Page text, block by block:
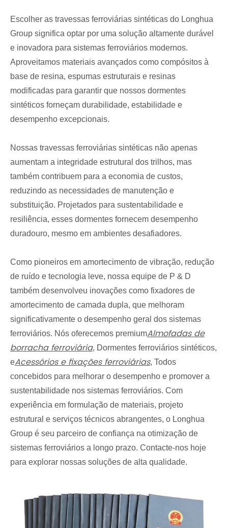
Escolher as travessas ferroviárias sintéticas do Longhua
Group significa optar por uma solução altamente durável
e inovadora para sistemas ferroviários modernos.
Aproveitamos materiais avançados como compósitos à
base de resina, espumas estruturais e resinas
modificadas para garantir que nossos dormentes
sintéticos forneçam durabilidade, estabilidade e
desempenho excepcionais.
Nossas travessas ferroviárias sintéticas não apenas
aumentam a integridade estrutural dos trilhos, mas
também contribuem para a economia de custos,
reduzindo as necessidades de manutenção e
substituição. Projetados para sustentabilidade e
resiliência, esses dormentes fornecem desempenho
duradouro, mesmo em ambientes desafiadores.
Como pioneiros em amortecimento de vibração, redução
de ruído e tecnologia leve, nossa equipe de P & D
também desenvolveu inovações como fixadores de
amortecimento de camada dupla, que melhoram
significativamente o desempenho geral dos sistemas
ferroviários. Nós oferecemos premiumAlmofadas de
borracha ferroviária, Dormentes ferroviários sintéticos,
eAcessórios e fixações ferroviárias, Todos
concebidos para melhorar o desempenho e promover a
sustentabilidade nos sistemas ferroviários. Com
experiência em formulação de materiais, projeto
estrutural e serviços técnicos abrangentes, o Longhua
Group é seu parceiro de confiança na otimização de
sistemas ferroviários a longo prazo. Contacte-nos hoje
para explorar nossas soluções de alta qualidade.